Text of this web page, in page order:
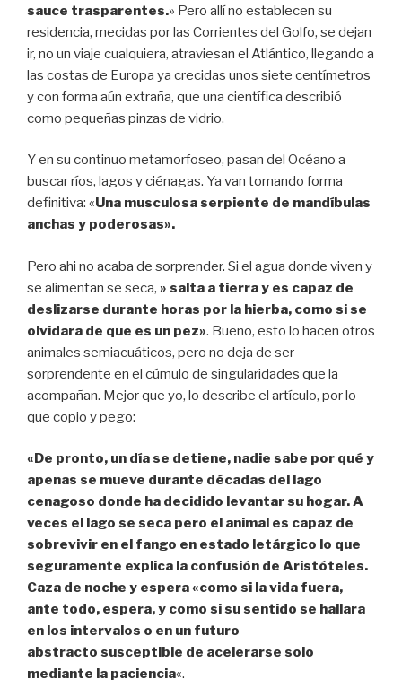
sauce trasparentes.» Pero allí no establecen su
residencia, mecidas por las Corrientes del Golfo, se dejan
ir, no un viaje cualquiera, atraviesan el Atlántico, llegando a
las costas de Europa ya crecidas unos siete centímetros
y con forma aún extraña, que una científica describió
como pequeñas pinzas de vidrio.
Y en su continuo metamorfoseo, pasan del Océano a
buscar ríos, lagos y ciénagas. Ya van tomando forma
definitiva: «Una musculosa serpiente de mandíbulas
anchas y poderosas».
Pero ahi no acaba de sorprender. Si el agua donde viven y
se alimentan se seca, » salta a tierra y es capaz de
deslizarse durante horas por la hierba, como si se
olvidara de que es un pez». Bueno, esto lo hacen otros
animales semiacuáticos, pero no deja de ser
sorprendente en el cúmulo de singularidades que la
acompañan. Mejor que yo, lo describe el artículo, por lo
que copio y pego:
«De pronto, un día se detiene, nadie sabe por qué y
apenas se mueve durante décadas del lago
cenagoso donde ha decidido levantar su hogar. A
veces el lago se seca pero el animal es capaz de
sobrevivir en el fango en estado letárgico lo que
seguramente explica la confusión de Aristóteles.
Caza de noche y espera «como si la vida fuera,
ante todo, espera, y como si su sentido se hallara
en los intervalos o en un futuro
abstracto susceptible de acelerarse solo
mediante la paciencia«.